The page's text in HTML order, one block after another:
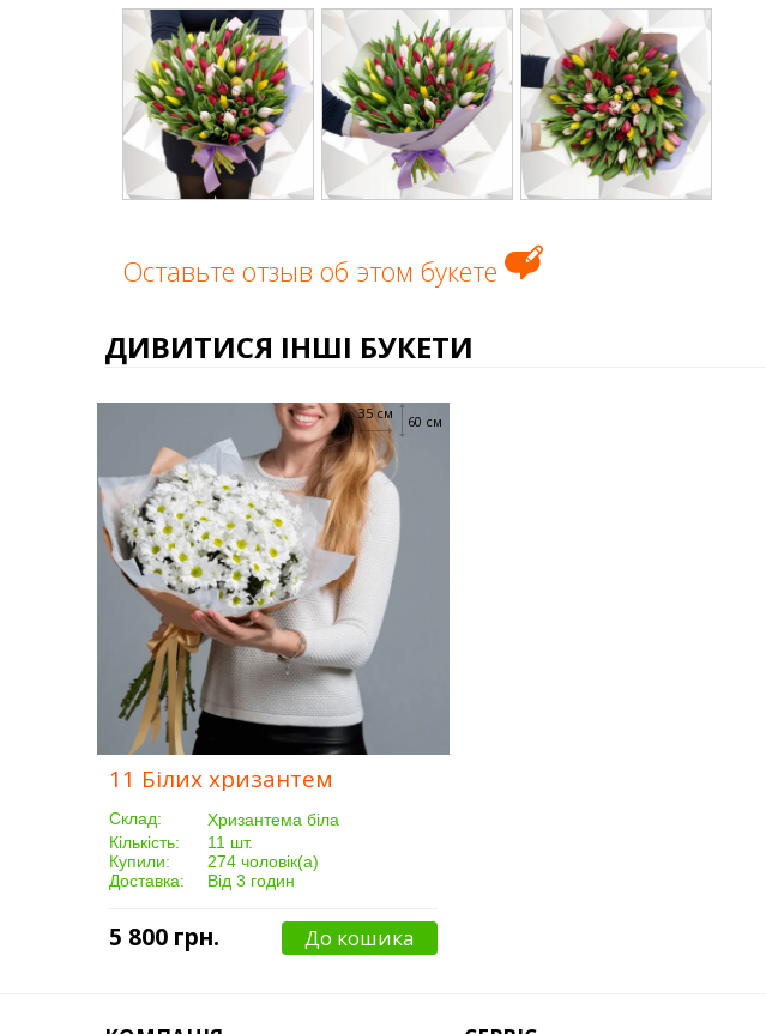
Оставьте отзыв об этом букете
ДИВИТИСЯ ІНШІ БУКЕТИ
60 см
35 см
11 Білих хризантем
Склад:
Хризантема біла
Кількість:
11 шт.
Купили:
274 чоловік(а)
Доставка:
Від 3 годин
5 800 грн. До кошика